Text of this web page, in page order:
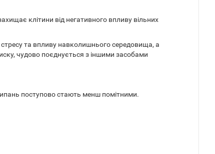
клітини від негативного впливу вільних
та впливу навколишнього середовища, а
чудово поєднується з іншими засобами
поступово стають менш помітними.